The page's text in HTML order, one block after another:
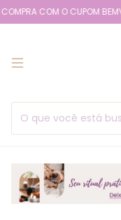
O CUPOM BEMVINDA10